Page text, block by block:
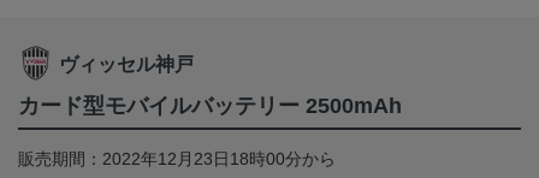
ヴィッセル神戸
カード型モバイルバッテリー 2500mAh
販売期間：2022年12月23日18時00分から